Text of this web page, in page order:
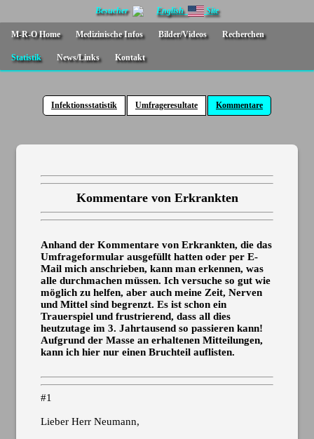
Besucher English Site
M-R-O Home Medizinische Infos Bilder/Videos Recherchen
Statistik News/Links Kontakt
Infektionsstatistik Umfrageresultate Kommentare
Kommentare von Erkrankten
Anhand der Kommentare von Erkrankten, die das
Umfrageformular ausgefüllt hatten oder per E-
Mail mich anschrieben, kann man erkennen, was
alle durchmachen müssen. Ich versuche so gut wie
möglich zu helfen, aber auch meine Zeit, Nerven
und Mittel sind begrenzt. Es ist schon ein
Trauerspiel und frustrierend, dass all dies
heutzutage im 3. Jahrtausend so passieren kann!
Aufgrund der Masse an erhaltenen Mitteilungen,
kann ich hier nur einen Bruchteil auflisten.
#1
Lieber Herr Neumann,